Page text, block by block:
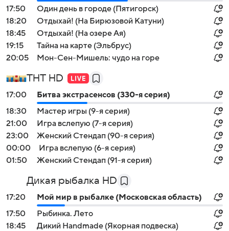
17:50
Один день в городе (Пятигорск)
18:20
Отдыхай! (На Бирюзовой Катуни)
18:45
Отдыхай! (На озере Ая)
19:15
Тайна на карте (Эльбрус)
20:05
Мон-Сен-Мишель: чудо на горе
ТНТ HD
17:00
Битва экстрасенсов (330-я серия)
18:30
Мастер игры (9-я серия)
21:00
Игра вслепую (7-я серия)
23:00
Женский Стендап (90-я серия)
00:00
Игра вслепую (6-я серия)
01:50
Женский Стендап (91-я серия)
Дикая рыбалка HD
17:20
Мой мир в рыбалке (Московская область)
17:50
Рыбинка. Лето
18:45
Дикий Handmade (Якорная подвеска)